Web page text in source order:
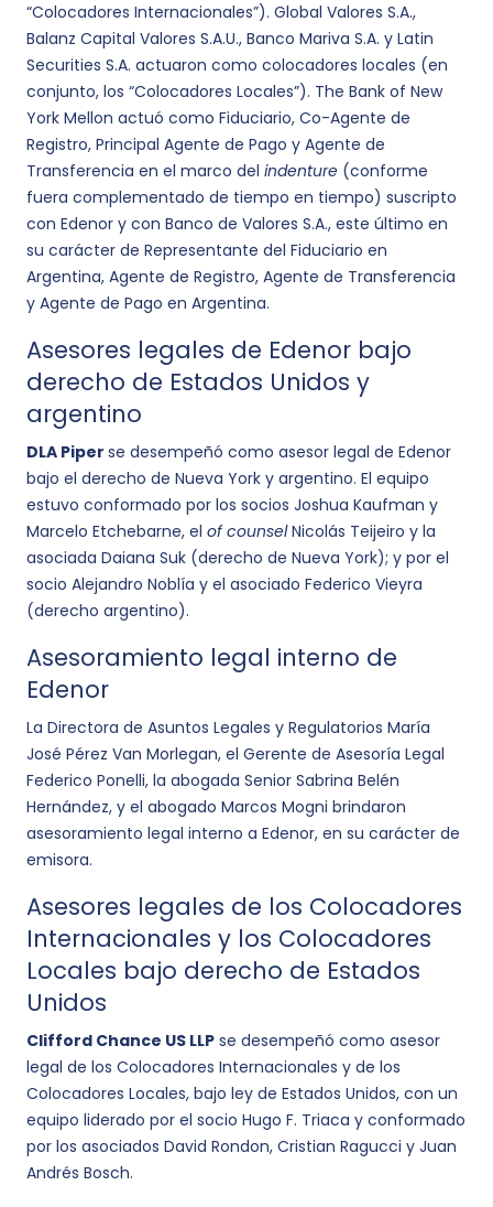
“Colocadores Internacionales”). Global Valores S.A.,
Balanz Capital Valores S.A.U., Banco Mariva S.A. y Latin
Securities S.A. actuaron como colocadores locales (en
conjunto, los “Colocadores Locales”). The Bank of New
York Mellon actuó como Fiduciario, Co-Agente de
Registro, Principal Agente de Pago y Agente de
Transferencia en el marco del indenture (conforme
fuera complementado de tiempo en tiempo) suscripto
con Edenor y con Banco de Valores S.A., este último en
su carácter de Representante del Fiduciario en
Argentina, Agente de Registro, Agente de Transferencia
y Agente de Pago en Argentina.
Asesores legales de Edenor bajo
derecho de Estados Unidos y
argentino
DLA Piper se desempeñó como asesor legal de Edenor
bajo el derecho de Nueva York y argentino. El equipo
estuvo conformado por los socios Joshua Kaufman y
Marcelo Etchebarne, el of counselNicolás Teijeiro y la
asociada Daiana Suk (derecho de Nueva York); y por el
socio Alejandro Noblía y el asociado Federico Vieyra
(derecho argentino).
Asesoramiento legal interno de
Edenor
La Directora de Asuntos Legales y Regulatorios María
José Pérez Van Morlegan, el Gerente de Asesoría Legal
Federico Ponelli, la abogada Senior Sabrina Belén
Hernández, y el abogado Marcos Mogni brindaron
asesoramiento legal interno a Edenor, en su carácter de
emisora.
Asesores legales de los Colocadores
Internacionales y los Colocadores
Locales bajo derecho de Estados
Unidos
Clifford Chance US LLP se desempeñó como asesor
legal de los Colocadores Internacionales y de los
Colocadores Locales, bajo ley de Estados Unidos, con un
equipo liderado por el socio Hugo F. Triaca y conformado
por los asociados David Rondon, Cristian Ragucci y Juan
Andrés Bosch.